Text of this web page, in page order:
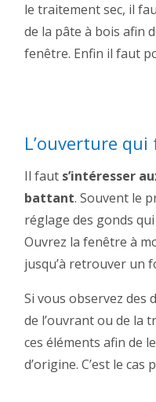
le traitement sec, il
de la pâte à bois afin
fenêtre. Enfin il faut
L’ouverture
Il faut s’intéresser
battant. Souvent le
réglage des gonds qui
Ouvrez la fenêtre à
jusqu’à retrouver un
Si vous observez des
de l’ouvrant ou de la
ces éléments afin de
d’origine. C’est le